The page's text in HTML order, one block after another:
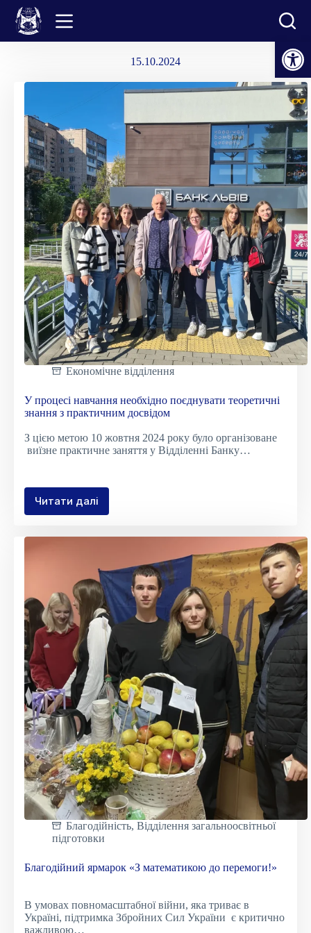
Відкрити Панель інструментів
Перейти
вмісту
15.10.2024
Економічне відділення
У процесі навчання необхідно поєднувати теоретичні
знання з практичним досвідом
З цією метою 10 жовтня 2024 року було організоване
виїзне практичне заняття у Відділенні Банку…
Читати далі
У
теоретичні
знання
з
практичним
досвідом
Благодійність, Відділення загальноосвітньої
підготовки
Благодійний ярмарок «З математикою до перемоги!»
В умовах повномасштабної війни, яка триває в
Україні, підтримка Збройних Сил України є критично
важливою…